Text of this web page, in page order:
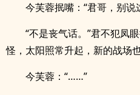
今芙蓉抿嘴：“君哥，别说
“不是丧气话。”君不犯凤
怪，太阳照常升起，新的战场
今芙蓉：“……”